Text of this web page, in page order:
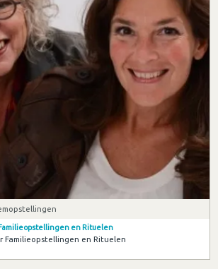
en Rituelen
Familieopstellingen en Rituelen